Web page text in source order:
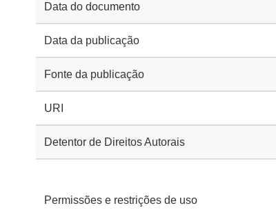
Data do documento
Data da publicação
Fonte da publicação
URI
Detentor de Direitos Autorais
Permissões e restrições de uso